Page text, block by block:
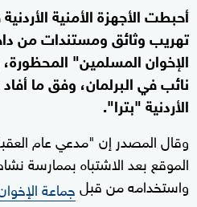
أحبطت الأجهزة الأمنية
تهريب وثائق ومستندات من
الإخوان المسلمين"
نائب في البرلمان، وفق ما
الأردنية "بترا".
وقال المصدر إن "مدعي عام
الموقع بعد الاشتباه بممارسة
واستخدامه من قبلجماعة